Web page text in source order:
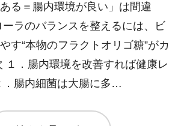
ある＝腸内環境が良い」は間違
ラのバランスを整えるには、ビ
す“本物のフラクトオリゴ糖”がカ
．腸内環境を改善すれば健康レ
．腸内細菌は大腸に多…